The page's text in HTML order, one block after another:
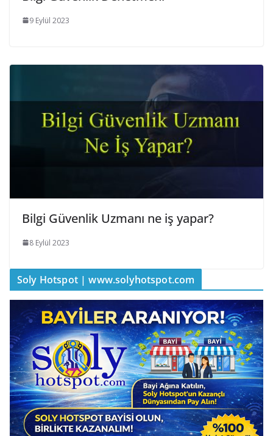
9 Eylül 2023
Bilgi Güvenlik Uzmanı ne iş yapar?
8 Eylül 2023
Soly Hotspot | www.solyhotspot.com